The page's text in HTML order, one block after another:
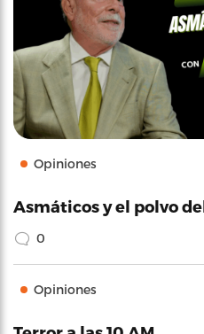
Opiniones
Asmáticos y el polvo
0
Opiniones